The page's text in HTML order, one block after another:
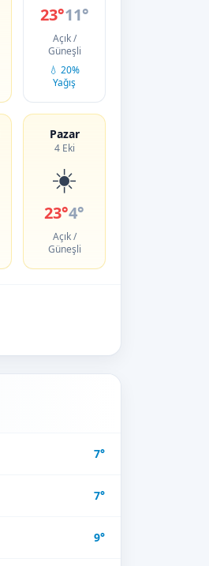
23°11°
Açık /
Güneşli
💧 20%
Yağış
Pazar
4 Eki
☀️
23°4°
Açık /
Güneşli
7°
7°
9°